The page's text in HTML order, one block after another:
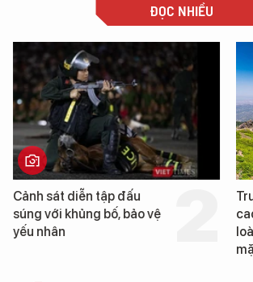
ĐỌC NHIỀU
Trung Quốc phát hiện “mỏ
cao su tự nhiên” từ một
loài cỏ dại mọc trên đất